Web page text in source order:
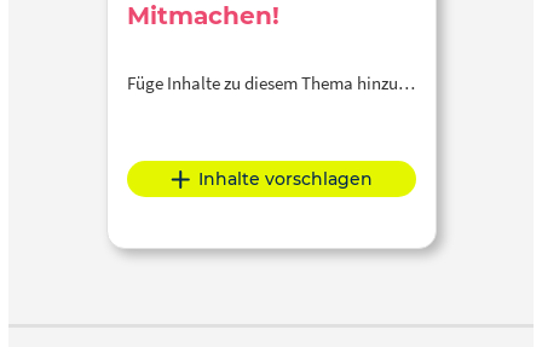
Mitmachen!
Füge Inhalte zu diesem Thema hinzu…
Inhalte vorschlagen